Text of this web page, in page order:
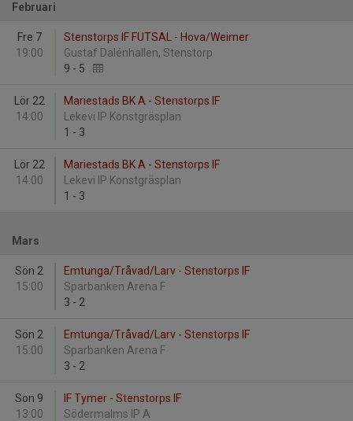
Februari
Fre 7
19:00
Stenstorps IF FUTSAL - Hova/Weimer
Gustaf Dalénhallen, Stenstorp
9 - 5
Lör 22
14:00
Mariestads BK A - Stenstorps IF
Lekevi IP Konstgräsplan
1 - 3
Lör 22
14:00
Mariestads BK A - Stenstorps IF
Lekevi IP Konstgräsplan
1 - 3
Mars
Sön 2
15:00
Emtunga/Tråvad/Larv - Stenstorps IF
Sparbanken Arena F
3 - 2
Sön 2
15:00
Emtunga/Tråvad/Larv - Stenstorps IF
Sparbanken Arena F
3 - 2
Sön 9
13:00
IF Tymer - Stenstorps IF
Södermalms IP A